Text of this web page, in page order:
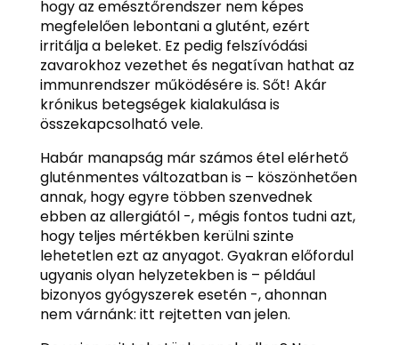
hogy az emésztőrendszer nem képes
megfelelően lebontani a glutént, ezért
irritálja a beleket. Ez pedig felszívódási
zavarokhoz vezethet és negatívan hathat az
immunrendszer működésére is. Sőt! Akár
krónikus betegségek kialakulása is
összekapcsolható vele.
Habár manapság már számos étel elérhető
gluténmentes változatban is – köszönhetően
annak, hogy egyre többen szenvednek
ebben az allergiától -, mégis fontos tudni azt,
hogy teljes mértékben kerülni szinte
lehetetlen ezt az anyagot. Gyakran előfordul
ugyanis olyan helyzetekben is – például
bizonyos gyógyszerek esetén -, ahonnan
nem várnánk: itt rejtetten van jelen.